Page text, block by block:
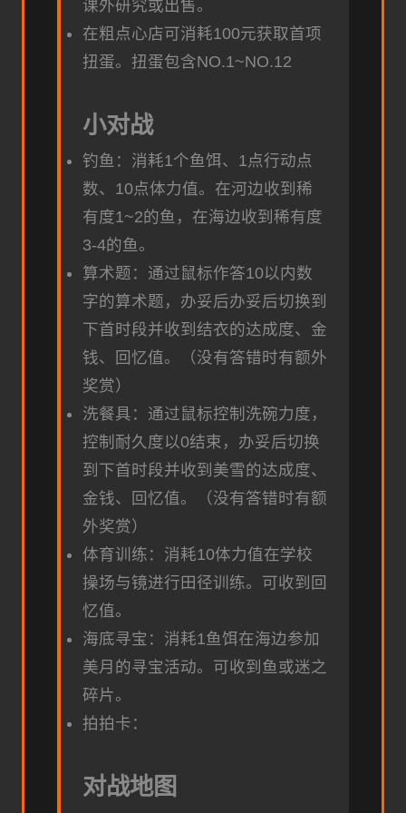
课外研究或出售。
在粗点心店可消耗100元获取首项
扭蛋。扭蛋包含NO.1~NO.12
小对战
钓鱼：消耗1个鱼饵、1点行动点
数、10点体力值。在河边收到稀
有度1~2的鱼，在海边收到稀有度
3-4的鱼。
算术题：通过鼠标作答10以内数
字的算术题，办妥后办妥后切换到
下首时段并收到结衣的达成度、金
钱、回忆值。（没有答错时有额外
奖赏）
洗餐具：通过鼠标控制洗碗力度，
控制耐久度以0结束，办妥后切换
到下首时段并收到美雪的达成度、
金钱、回忆值。（没有答错时有额
外奖赏）
体育训练：消耗10体力值在学校
操场与镜进行田径训练。可收到回
忆值。
海底寻宝：消耗1鱼饵在海边参加
美月的寻宝活动。可收到鱼或迷之
碎片。
拍拍卡：
对战地图